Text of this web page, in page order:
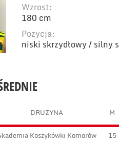
Wzrost:
180 cm
Pozycja:
niski skrzydłowy / silny
DRUŻYNA M
Koszykówki Komorów 15